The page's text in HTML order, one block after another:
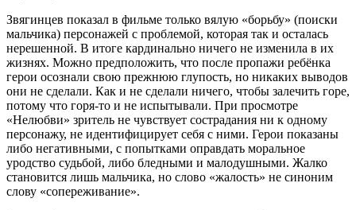
Звягинцев показал в фильме только вялую «борьбу» (поиски
мальчика) персонажей с проблемой, которая так и осталась
нерешенной. В итоге кардинально ничего не изменила в их
жизнях. Можно предположить, что после пропажи ребёнка
герои осознали свою прежнюю глупость, но никаких выводов
они не сделали. Как и не сделали ничего, чтобы залечить горе,
потому что горя-то и не испытывали. При просмотре
«Нелюбви» зритель не чувствует сострадания ни к одному
персонажу, не идентифицирует себя с ними. Герои показаны
либо негативными, с попытками оправдать моральное
уродство судьбой, либо бледными и малодушными. Жалко
становится лишь мальчика, но слово «жалость» не синоним
слову «сопереживание».